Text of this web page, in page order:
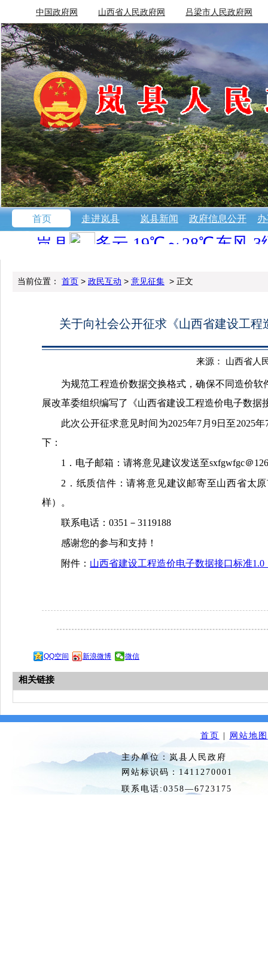
中国政府网 山西省人民政府网 吕梁市人民政府网
首页 走进岚县 岚县新闻 政府信息公开
当前位置： 首页 > 政民互动 > 意见征集 > 正文
关于向社会公开征求《山西省建设工
来源： 山西省人
为规范工程造价数据交换格式，确保不同造价
展改革委组织编写了《山西省建设工程造价电子数
此次公开征求意见时间为2025年7月9日至2025
下：
1．电子邮箱：请将意见建议发送至sxfgwfgc＠
2．纸质信件：请将意见建议邮寄至山西省太
样）。
联系电话：0351－3119188
感谢您的参与和支持！
附件： 山西省建设工程造价电子数据接口标准
QQ空间 新浪微博 微信
相关链接
首页 网站地图
主办单位：岚县人民政府
网站标识码：
联系电话